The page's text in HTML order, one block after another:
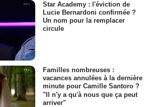
Star Academy : l'éviction de
Lucie Bernardoni confirmée ?
Un nom pour la remplacer
circule
Familles nombreuses :
vacances annulées à la dernière
minute pour Camille Santoro ?
"Il n'y a qu'à nous que ça peut
arriver"